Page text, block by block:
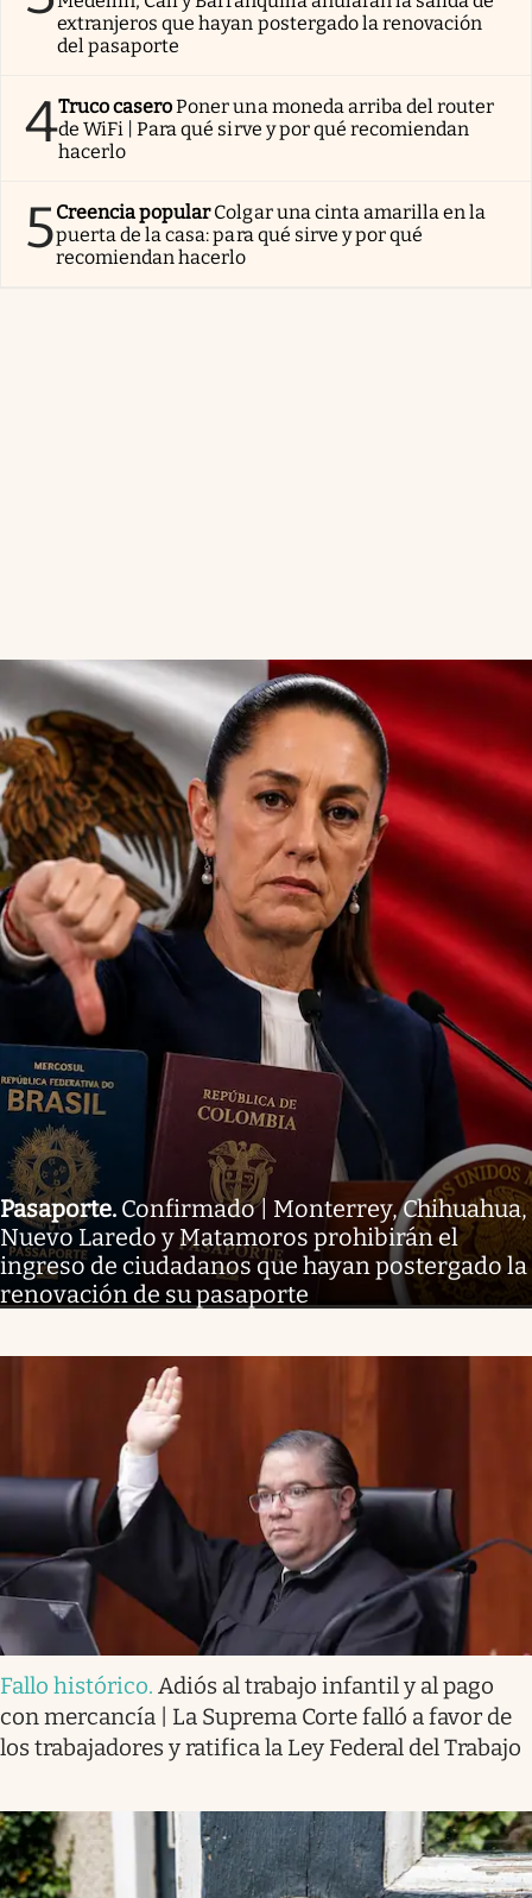
extranjeros que hayan postergado la renovación
del pasaporte
4Truco caseroPoner una moneda arriba del router
de WiFi | Para qué sirve y por qué recomiendan
hacerlo
5Creencia popularColgar una cinta amarilla en la
puerta de la casa: para qué sirve y por qué
recomiendan hacerlo
Pasaporte. Confirmado | Monterrey, Chihuahua,
Nuevo Laredo y Matamoros prohibirán el
ingreso de ciudadanos que hayan postergado la
renovación de su pasaporte
Fallo histórico. Adiós al trabajo infantil y al pago
con mercancía | La Suprema Corte falló a favor de
los trabajadores y ratifica la Ley Federal del Trabajo